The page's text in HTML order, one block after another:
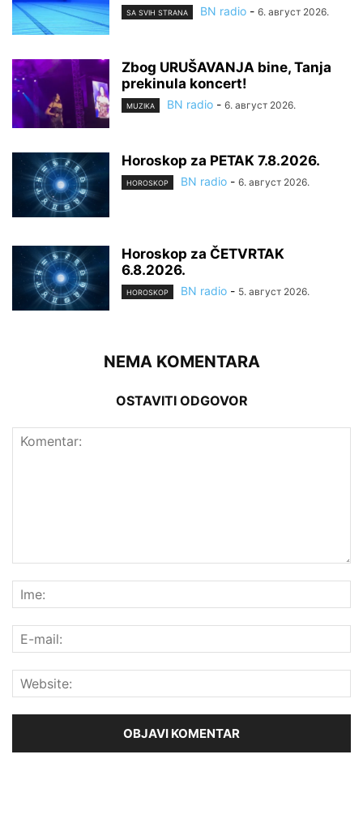
SA SVIH STRANA BN radio - 6. август 2026.
Zbog URUŠAVANJA bine, Tanja
prekinula koncert!
MUZIKA BN radio - 6. август 2026.
Horoskop za PETAK 7.8.2026.
HOROSKOP BN radio - 6. август 2026.
Horoskop za ČETVRTAK
6.8.2026.
HOROSKOP BN radio - 5. август 2026.
NEMA KOMENTARA
OSTAVITI ODGOVOR